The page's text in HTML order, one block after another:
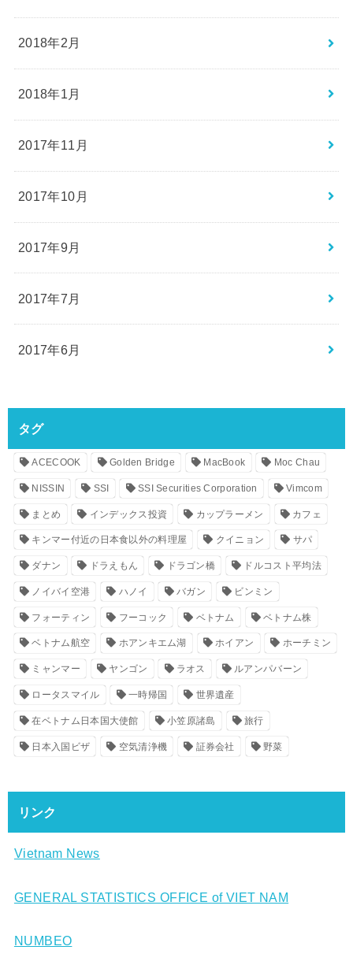
2018年2月
2018年1月
2017年11月
2017年10月
2017年9月
2017年7月
2017年6月
タグ
ACECOOK Golden Bridge MacBook Moc Chau
NISSIN SSI SSI Securities Corporation Vimcom
まとめ インデックス投資 カップラーメン カフェ
キンマー付近の日本食以外の料理屋 クイニョン サパ
ダナン ドラえもん ドラゴン橋 ドルコスト平均法
ノイバイ空港 ハノイ バガン ビンミン
フォーティン フーコック ベトナム ベトナム株
ベトナム航空 ホアンキエム湖 ホイアン ホーチミン
ミャンマー ヤンゴン ラオス ルアンパバーン
ロータスマイル 一時帰国 世界遺産
在ベトナム日本国大使館 小笠原諸島 旅行
日本入国ビザ 空気清浄機 証券会社 野菜
リンク
Vietnam News
GENERAL STATISTICS OFFICE of VIET NAM
NUMBEO